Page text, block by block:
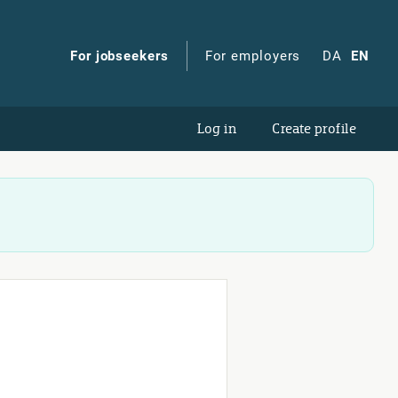
For jobseekers For employers DA EN
Log in Create profile